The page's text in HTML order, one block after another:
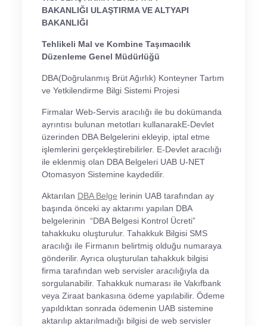
BAKANLIĞI ULAŞTIRMA VE ALTYAPI
BAKANLIĞI
Tehlikeli Mal ve Kombine Taşımacılık
Düzenleme Genel Müdürlüğü
DBA(Doğrulanmış Brüt Ağırlık) Konteyner Tartım
ve Yetkilendirme Bilgi Sistemi Projesi
Firmalar Web-Servis aracılığı ile bu dokümanda
ayrıntısı bulunan metotları kullanarakE-Devlet
üzerinden DBA Belgelerini ekleyip, iptal etme
işlemlerini gerçekleştirebilirler. E-Devlet aracılığı
ile eklenmiş olan DBA Belgeleri UAB U-NET
Otomasyon Sistemine kaydedilir.
Aktarılan DBA Belge lerinin UAB tarafından ay
başında önceki ay aktarımı yapılan DBA
belgelerinin “DBA Belgesi Kontrol Ücreti”
tahakkuku oluşturulur. Tahakkuk Bilgisi SMS
aracılığı ile Firmanın belirtmiş olduğu numaraya
gönderilir. Ayrıca oluşturulan tahakkuk bilgisi
firma tarafından web servisler aracılığıyla da
sorgulanabilir. Tahakkuk numarası ile Vakıfbank
veya Ziraat bankasına ödeme yapılabilir. Ödeme
yapıldıktan sonrada ödemenin UAB sistemine
aktarılıp aktarılmadığı bilgisi de web servisler